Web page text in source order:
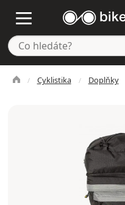
Cyklistika Doplňky